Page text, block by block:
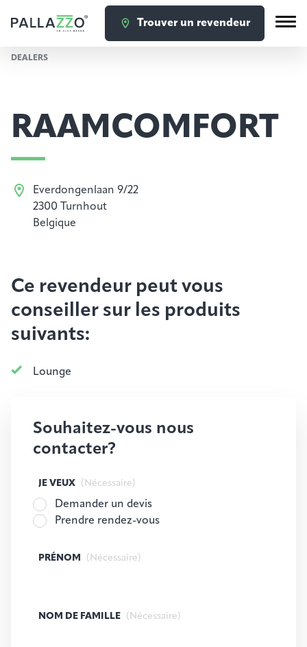
Trouver un revendeur
DEALERS
RAAMCOMFORT
Everdongenlaan 9/22
2300 Turnhout
Belgique
Ce revendeur peut vous
conseiller sur les produits
suivants:
Lounge
Souhaitez-vous nous
contacter?
JE VEUX (Nécessaire)
Demander un devis
Prendre rendez-vous
PRÉNOM (Nécessaire)
NOM DE FAMILLE (Nécessaire)